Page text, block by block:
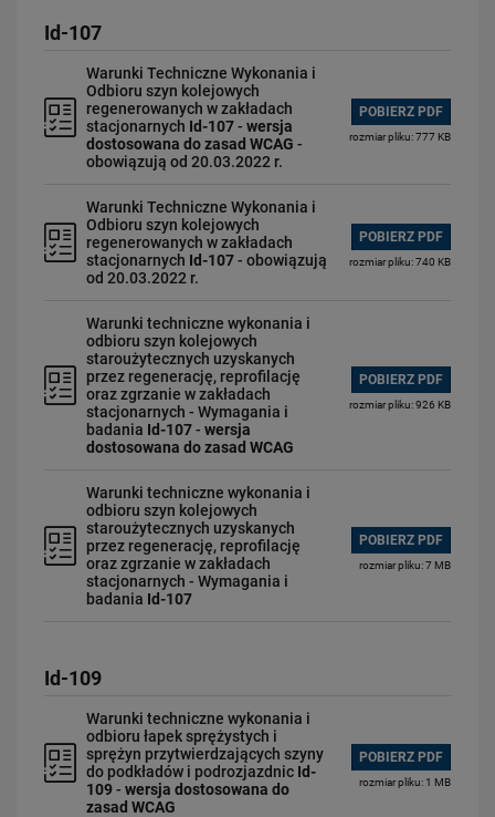
Id-107
Warunki Techniczne Wykonania i
Odbioru szyn kolejowych
regenerowanych w zakładach
stacjonarnych Id-107- wersja
dostosowana do zasad WCAG -
obowiązują od 20.03.2022 r.
POBIERZ PDF
rozmiar pliku: 777 KB
Warunki Techniczne Wykonania i
Odbioru szyn kolejowych
regenerowanych w zakładach
stacjonarnych Id-107- obowiązują
od 20.03.2022 r.
POBIERZ PDF
rozmiar pliku: 740 KB
Warunki techniczne wykonania i
odbioru szyn kolejowych
staroużytecznych uzyskanych
przez regenerację, reprofilację
oraz zgrzanie w zakładach
stacjonarnych - Wymagania i
badania Id-107- wersja
dostosowana do zasad WCAG
POBIERZ PDF
rozmiar pliku: 926 KB
Warunki techniczne wykonania i
odbioru szyn kolejowych
staroużytecznych uzyskanych
przez regenerację, reprofilację
oraz zgrzanie w zakładach
stacjonarnych - Wymagania i
badania Id-107
POBIERZ PDF
rozmiar pliku: 7 MB
Id-109
Warunki techniczne wykonania i
odbioru łapek sprężystych i
sprężyn przytwierdzających szyny
do podkładów i podrozjazdnic Id-
109- wersja dostosowana do
zasad WCAG
POBIERZ PDF
rozmiar pliku: 1 MB